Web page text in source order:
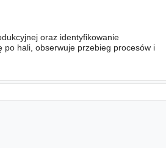
oraz identyfikowanie
po hali, obserwuje przebieg procesów i